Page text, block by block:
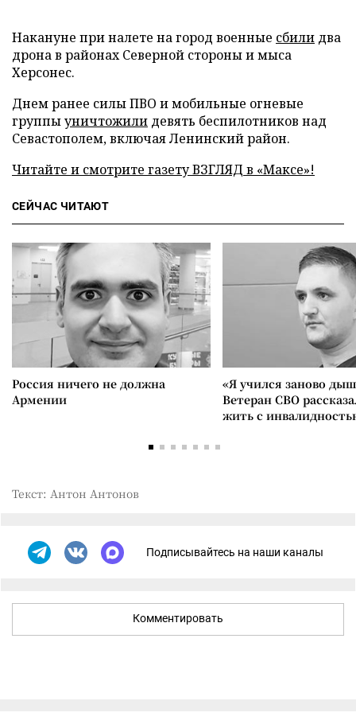
Накануне при налете на город военные сбили два
дрона в районах Северной стороны и мыса
Херсонес.
Днем ранее силы ПВО и мобильные огневые
группыуничтожили девять беспилотников над
Севастополем, включая Ленинский район.
Читайте и смотрите газету ВЗГЛЯД в «Максе»!
СЕЙЧАС ЧИТАЮТ
Россия ничего не должна
Армении
«Я учился заново
Ветеран СВО
жить с
Текст: Антон Антонов
Подписывайтесь на наши каналы
Комментировать